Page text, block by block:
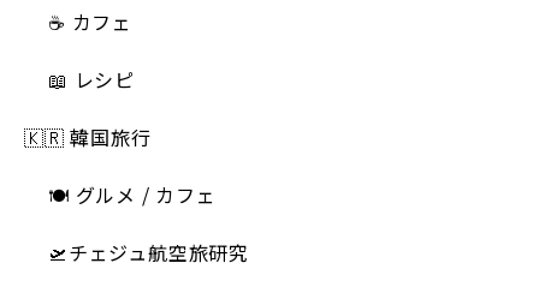
☕️ カフェ
📖 レシピ
🇰🇷 韓国旅行
🍽 グルメ / カフェ
🛫チェジュ航空旅研究